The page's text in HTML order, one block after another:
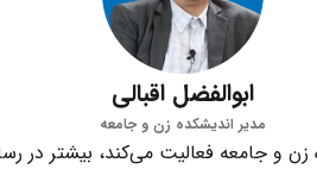
ابوالفضل اقبالی
مدیر اندیشکده زن و جامعه
زن و جامعه فعالیت می‌کند، بیشتر در